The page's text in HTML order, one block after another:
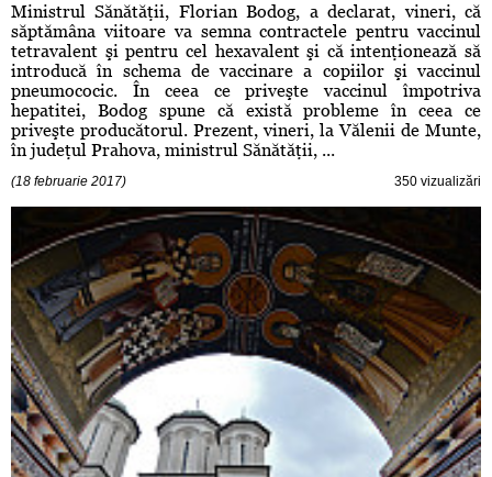
Ministrul Sănătăţii, Florian Bodog, a declarat, vineri, că
săptămâna viitoare va semna contractele pentru vaccinul
tetravalent şi pentru cel hexavalent şi că intenţionează să
introducă în schema de vaccinare a copiilor şi vaccinul
pneumococic. În ceea ce priveşte vaccinul împotriva
hepatitei, Bodog spune că există probleme în ceea ce
priveşte producătorul. Prezent, vineri, la Vălenii de Munte,
în judeţul Prahova, ministrul Sănătăţii, ...
(18 februarie 2017) 350 vizualizări